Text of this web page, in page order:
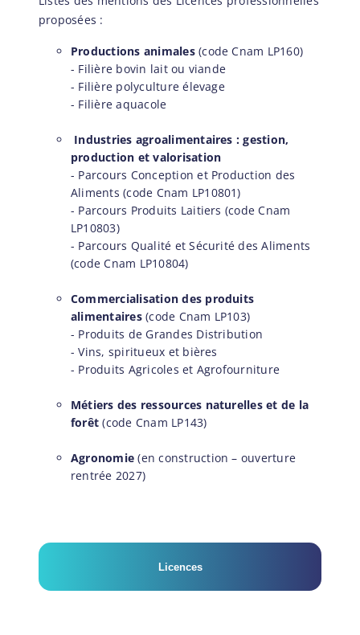
proposées :
Productions animales(code Cnam LP160)
- Filière bovin lait ou viande
- Filière polyculture élevage
- Filière aquacole
Industries agroalimentaires : gestion,
production et valorisation
- Parcours Conception et Production des
Aliments (code Cnam LP10801)
- Parcours Produits Laitiers (code Cnam
LP10803)
- Parcours Qualité et Sécurité des Aliments
(code Cnam LP10804)
Commercialisation des produits
alimentaires(code Cnam LP103)
- Produits de Grandes Distribution
- Vins, spiritueux et bières
- Produits Agricoles et Agrofourniture
Métiers des ressources naturelles et de la
forêt (code Cnam LP143)
Agronomie (en construction – ouverture
rentrée 2027)
Licences